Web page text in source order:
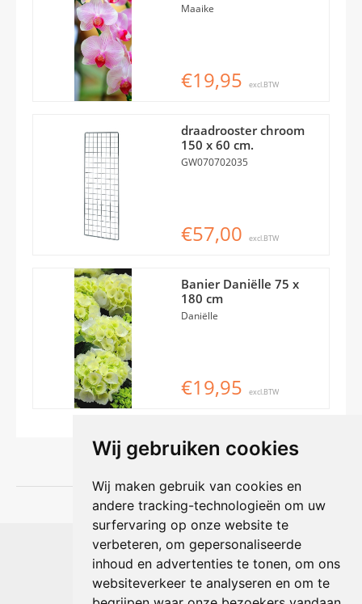
Wij gebruiken cookies
Wij maken gebruik van cookies en
andere tracking-technologieën om uw
surfervaring op onze website te
verbeteren, om gepersonaliseerde
inhoud en advertenties te tonen, om ons
websiteverkeer te analyseren en om te
Maaike
€19,95 excl.BTW
draadrooster chroom
150 x 60 cm.
GW070702035
€57,00 excl.BTW
Banier Daniëlle 75 x
180 cm
Daniëlle
€19,95 excl.BTW
Shophouse online
Max Planckstraat 4
6716 BE Ede, Nederland
Telefoon:+31(0)318 618 121